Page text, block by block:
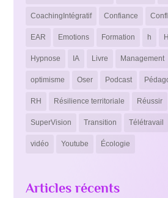
CoachingIntégratif Confiance
EAR Emotions Formation h
Hypnose IA Livre Management
optimisme Oser Podcast
RH Résilience territoriale Réussir
SuperVision Transition Télétravail
vidéo Youtube Écologie
Articles récents